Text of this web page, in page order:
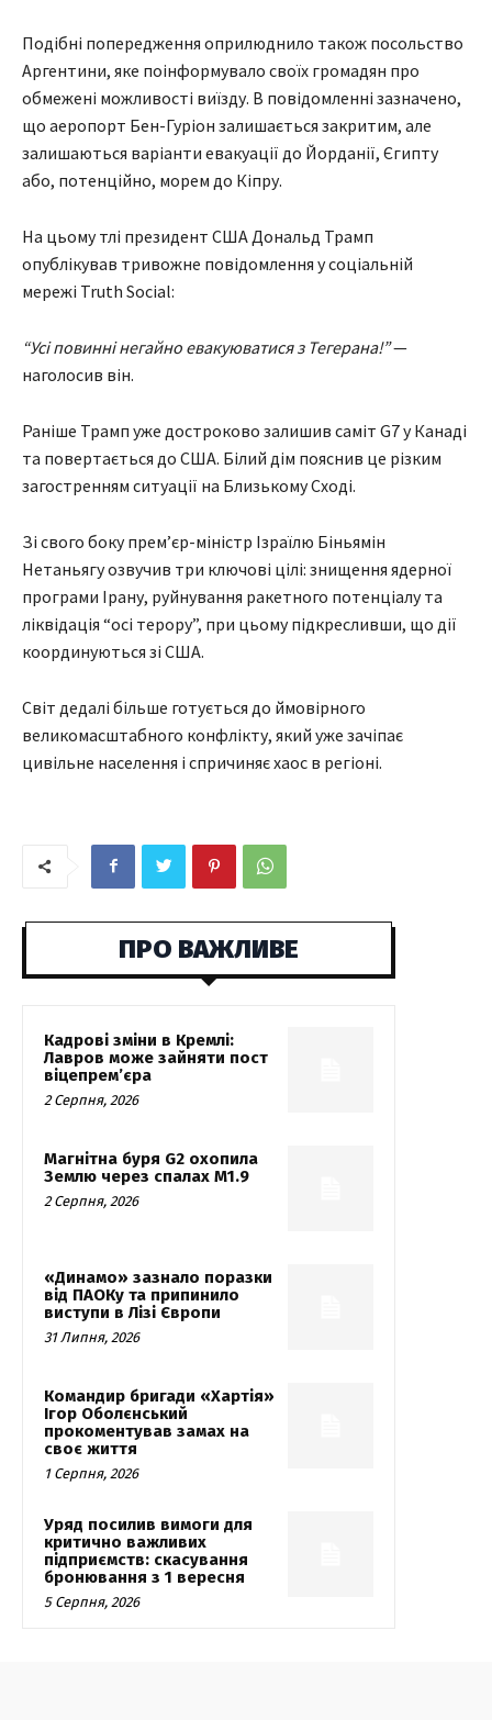
Подібні попередження оприлюднило також посольство
Аргентини, яке поінформувало своїх громадян про
обмежені можливості виїзду. В повідомленні зазначено,
що аеропорт Бен-Гуріон залишається закритим, але
залишаються варіанти евакуації до Йорданії, Єгипту
або, потенційно, морем до Кіпру.
На цьому тлі президент США Дональд Трамп
опублікував тривожне повідомлення у соціальній
мережі Truth Social:
“Усі повинні негайно евакуюватися з Тегерана!”—
наголосив він.
Раніше Трамп уже достроково залишив саміт G7 у Канаді
та повертається до США. Білий дім пояснив це різким
загостренням ситуації на Близькому Сході.
Зі свого боку прем’єр-міністр Ізраїлю Біньямін
Нетаньягу озвучив три ключові цілі: знищення ядерної
програми Ірану, руйнування ракетного потенціалу та
ліквідація “осі терору”, при цьому підкресливши, що дії
координуються зі США.
Світ дедалі більше готується до ймовірного
великомасштабного конфлікту, який уже зачіпає
цивільне населення і спричиняє хаос в регіоні.
ПРО ВАЖЛИВЕ
Кадрові зміни в Кремлі:
Лавров може зайняти пост
віцепрем’єра
2 Серпня, 2026
Магнітна буря G2 охопила
Землю через спалах M1.9
2 Серпня, 2026
«Динамо» зазнало поразки
від ПАОКу та припинило
виступи в Лізі Європи
31 Липня, 2026
Командир бригади «Хартія»
Ігор Оболєнський
прокоментував замах на
своє життя
1 Серпня, 2026
Уряд посилив вимоги для
критично важливих
підприємств: скасування
бронювання з 1 вересня
5 Серпня, 2026